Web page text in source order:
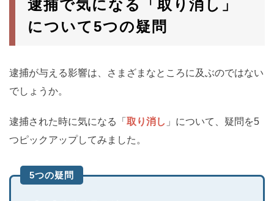
逮捕で気になる「取り消し」
について5つの疑問
逮捕が与える影響は、さまざまなところに及ぶのではない
でしょうか。
逮捕された時に気になる「 取り消し 」について、疑問を5
つピックアップしてみました。
5つの疑問